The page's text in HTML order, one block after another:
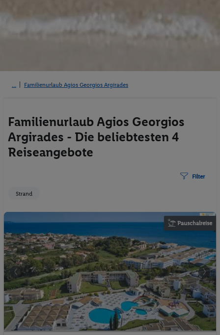
Familienurlaub Agios Georgios Argirades
Familienurlaub Agios Georgios
Argirades - Die beliebtesten 4
Reiseangebote
Filter
Strand
Pauschalreise